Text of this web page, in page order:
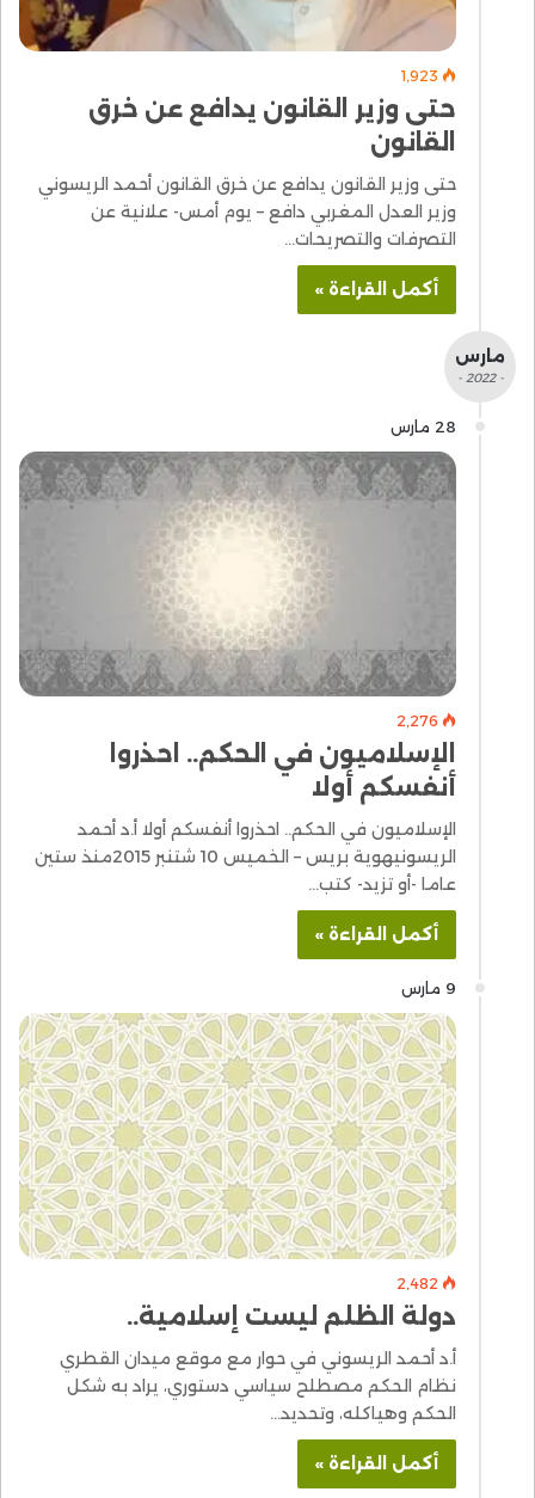
1٬923
حتى وزير القانون يدافع عن خرق
القانون
حتى وزير القانون يدافع عن خرق القانون أحمد الريسوني
وزير العدل المغربي دافع – يوم أمس- علانية عن
التصرفات والتصريحات…
أكمل القراءة »
مارس
- 2022 -
28 مارس
2٬276
الإسلاميون في الحكم.. احذروا
أنفسكم أولا
الإسلاميون في الحكم.. احذروا أنفسكم أولا أ.د أحمد
الريسونيهوية بريس – الخميس 10 شتنبر 2015منذ ستين
عاما -أو تزيد- كتب…
أكمل القراءة »
9 مارس
2٬482
دولة الظلم ليست إسلامية..
أ.د أحمد الريسوني في حوار مع موقع ميدان القطري
نظام الحكم مصطلح سياسي دستوري، يراد به شكل
الحكم وهياكله، وتحديد…
أكمل القراءة »